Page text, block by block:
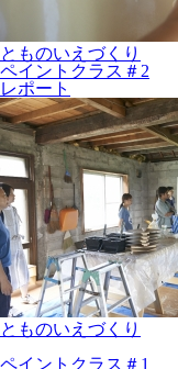
とものいえづくり
ペイントクラス＃2
レポート
とものいえづくり
ペイントクラス＃1